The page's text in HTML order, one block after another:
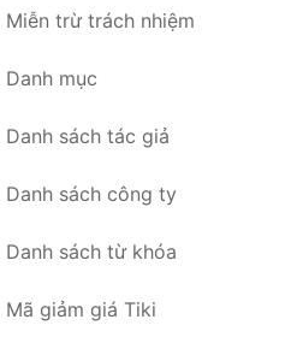
Miễn trừ trách nhiệm
Danh mục
Danh sách tác giả
Danh sách công ty
Danh sách từ khóa
Mã giảm giá Tiki